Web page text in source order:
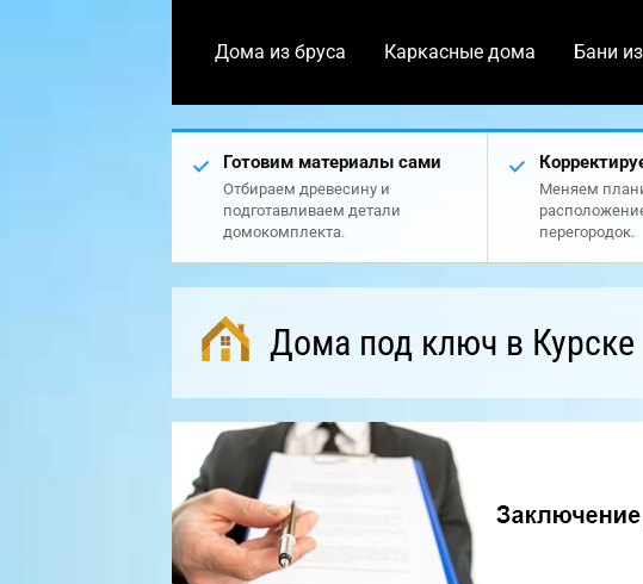
Дома из бруса Каркасные дома Бани
Готовим материалы сами
Отбираем древесину и
подготавливаем детали
домокомплекта.
Меняем
перегородок.
Дома под ключ в Курске